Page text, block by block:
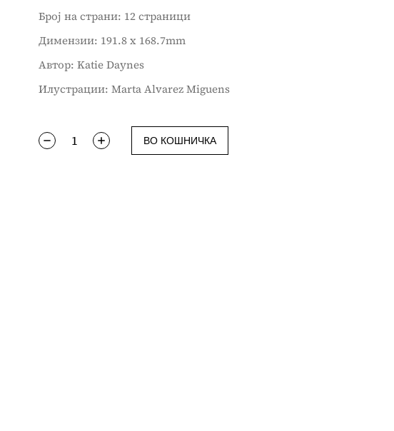
Број на страни: 12 страници
Димензии: 191.8 x 168.7mm
Aвтор: Katie Daynes
Илустрaции: Marta Alvarez Miguens
ВО КОШНИЧКА